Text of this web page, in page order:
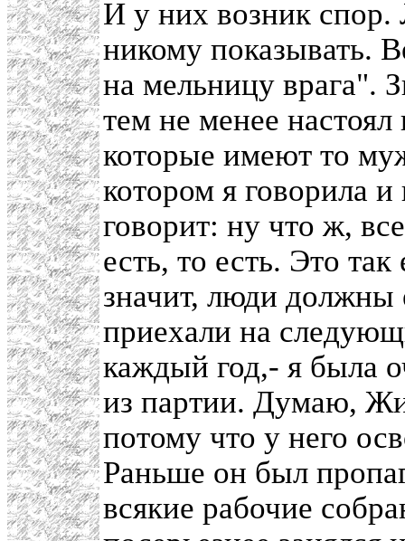
И у них возник спор.
никому показывать.
на мельницу врага".
тем не менее
которые имеют то
котором я говорила
говорит: ну что ж,
есть, то есть. Это
значит, люди должны
приехали на
каждый год,- я была
из партии. Думаю,
потому что у него
Раньше он был
всякие рабочие